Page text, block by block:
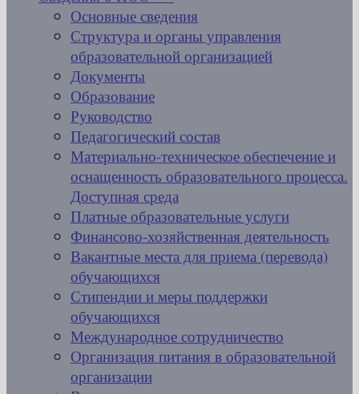
Основные сведения
Структура и органы управления
образовательной организацией
Документы
Образование
Руководство
Педагогический состав
Материально-техническое обеспечение и
оснащенность образовательного процесса.
Доступная среда
Платные образовательные услуги
Финансово-хозяйственная деятельность
Вакантные места для приема (перевода)
обучающихся
Стипендии и меры поддержки
обучающихся
Международное сотрудничество
Организация питания в образовательной
организации